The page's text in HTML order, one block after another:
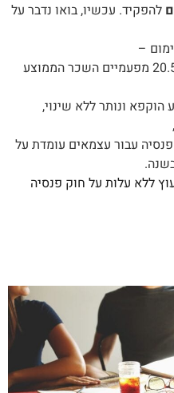
להפקיד. עכשיו, בואו נדבר על
–
והיא עומדת על הפקדה שגובהה 20.5% מפעמיים השכר הממוצע
עבור עצמאים עומדת על
ללא עלות על חוק פנסיה